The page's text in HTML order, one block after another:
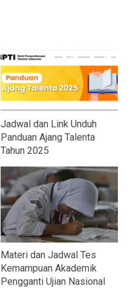
Jadwal dan Link Unduh
Panduan Ajang Talenta
Tahun 2025
Materi dan Jadwal Tes
Kemampuan Akademik
Pengganti Ujian Nasional